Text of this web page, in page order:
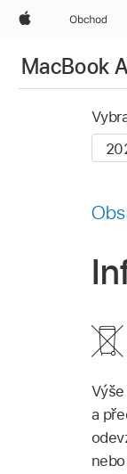
AppleObchod
MacBook
a